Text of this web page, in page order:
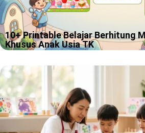
10+ Printable Belajar Berhitung
Khusus Anak Usia TK
yang melihat angka 8 lalu menatapnya
memikirkan misteri hidup. Kami paham
berhitung tk memang…